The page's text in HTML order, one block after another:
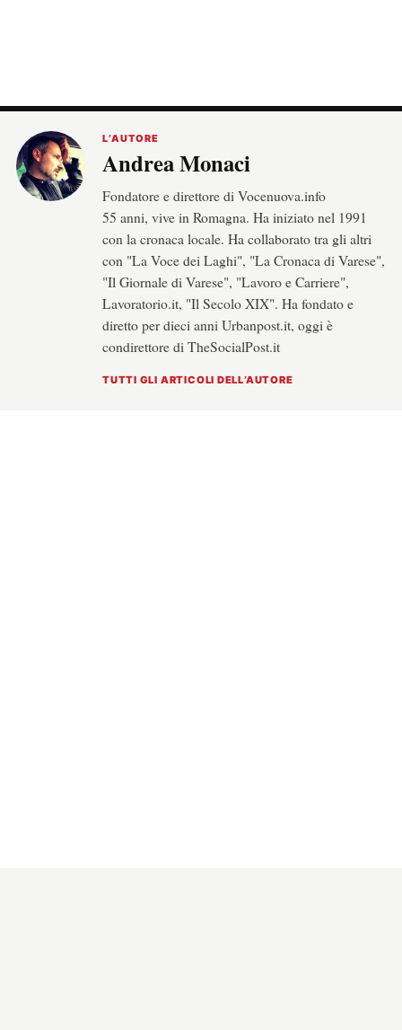
L’AUTORE
Andrea Monaci
Fondatore e direttore di Vocenuova.info
55 anni, vive in Romagna. Ha iniziato nel 1991
con la cronaca locale. Ha collaborato tra gli altri
con "La Voce dei Laghi", "La Cronaca di Varese",
"Il Giornale di Varese", "Lavoro e Carriere",
Lavoratorio.it, "Il Secolo XIX". Ha fondato e
diretto per dieci anni Urbanpost.it, oggi è
condirettore di TheSocialPost.it
TUTTI GLI ARTICOLI DELL’AUTORE